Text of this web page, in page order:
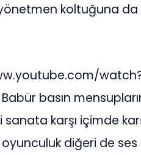
koltuğuna
basın
karşı içimde
diğeri de ses